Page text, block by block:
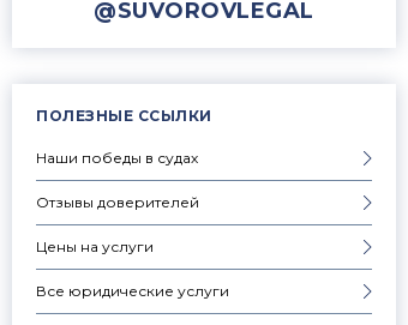
@SUVOROVLEGAL
ПОЛЕЗНЫЕ ССЫЛКИ
Наши победы в судах
Отзывы доверителей
Цены на услуги
Все юридические услуги